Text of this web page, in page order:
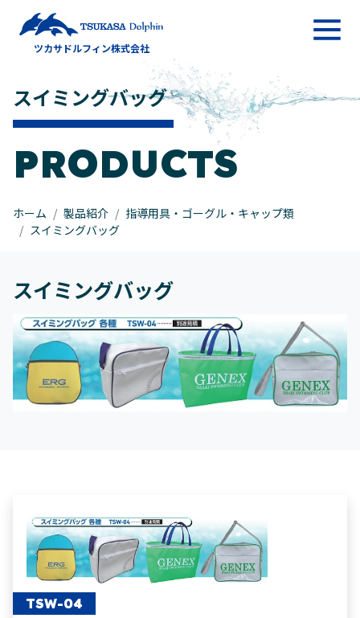
メインナビゲーション
ツカサドルフィン株式会社
スイミングバッグ
PRODUCTS
ホーム 製品紹介
指導用具・ゴーグル・キャップ類
スイミングバッグ
スイミングバッグ
TSW-04